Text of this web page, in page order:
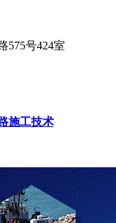
号424室
施工技术